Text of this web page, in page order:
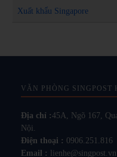
Xuất khẩu Singapore
VĂN PHÒNG SINGPOST
Địa chỉ :45A, Ngõ 167,
Nội.
Điện thoại : 0906.251.816
Email :
lienhe@singpost.vn